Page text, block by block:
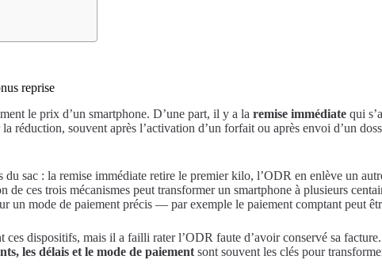
reprise
le prix d’un smartphone. D’une part, il y a la remise immédiate qui
réduction, souvent après l’activation d’un forfait ou après envoi d’un
du sac : la remise immédiate retire le premier kilo, l’ODR en enlève un
ces trois mécanismes peut transformer un smartphone à plusieurs
un mode de paiement précis — par exemple le paiement comptant peut
ces dispositifs, mais il a failli rater l’ODR faute d’avoir conservé sa
les délais et le mode de paiement sont souvent les clés pour